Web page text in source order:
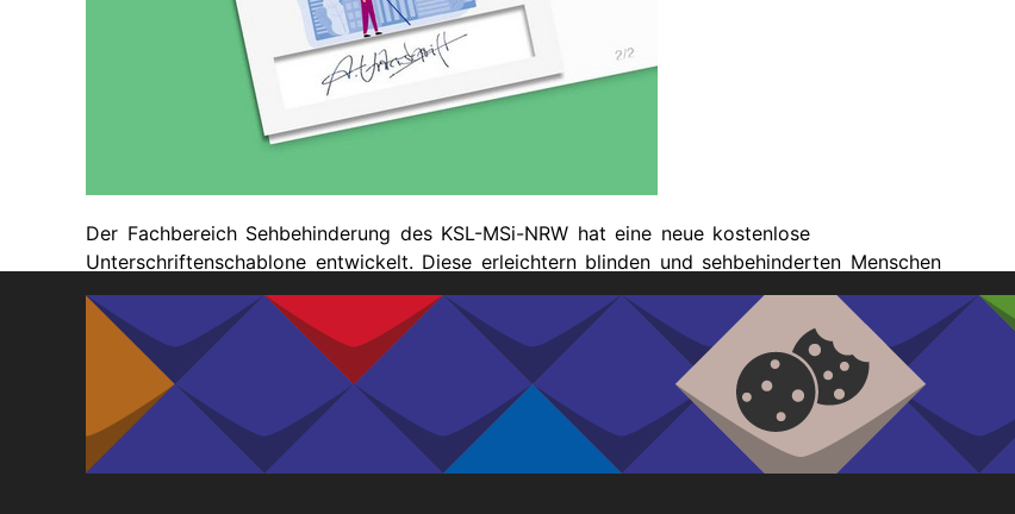
Geförderte
Ausstattung
Taubblindheit
Recht
Termine
Vergangene
Termine
Der Fachbereich Sehbehinderung des KSL-MSi-NRW hat eine neue kostenlose
Unterschriftenschablone entwickelt. Diese erleichtern blinden und sehbehinderten Menschen
das Unterschreiben in Dokumenten, Formularen oder Listen.
Neben blinden und sehbehinderten Menschen sollten auch Beratungsstellen, Städte und Kommunen,
Bürgerbüros, Ministerien und andere öffentliche Stellen die Schablonen vor Ort haben. Auch auf
Veranstaltungen mit Teilnehmendenliste sind sie ein wichtiges Hilfsmittel.
Sie wird kostenfrei zur Verfügung gestellt, bitte schreiben Sie uns unterinfo@ksl-msi-nrw.de